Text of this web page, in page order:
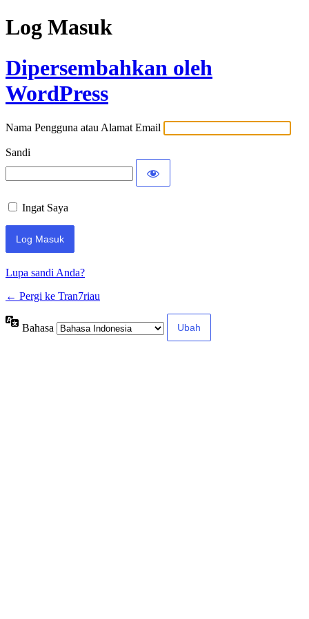
Log Masuk
Dipersembahkan oleh
WordPress
Nama Pengguna atau Alamat Email
Sandi
Ingat Saya
Lupa sandi Anda?
← Pergi ke Tran7riau
Bahasa